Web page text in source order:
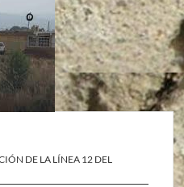
DE LA LÍNEA 12 DEL